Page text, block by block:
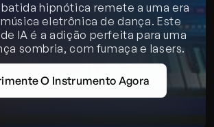
hipnótica remete a uma era
eletrônica de dança. Este
IA é a adição perfeita para uma
sombria, com fumaça e lasers.
O Instrumento Agora